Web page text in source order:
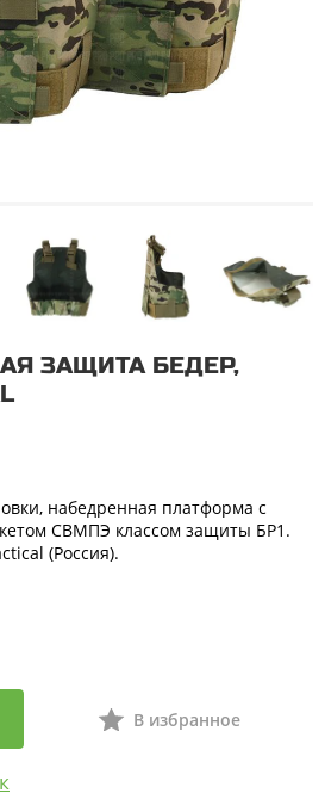
ЗАЩИТА БЕДЕР,
набедренная платформа с
СВМПЭ классом защиты БР1.
(Россия).
В избранное